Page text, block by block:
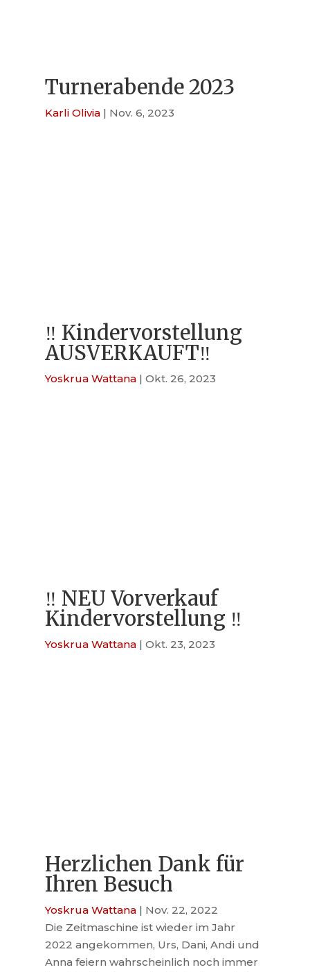
Turnerabende 2023
Karli Olivia | Nov. 6, 2023
‼️ Kindervorstellung
AUSVERKAUFT‼️
Yoskrua Wattana | Okt. 26, 2023
‼️ NEU Vorverkauf
Kindervorstellung ‼️
Yoskrua Wattana | Okt. 23, 2023
Herzlichen Dank für
Ihren Besuch
Yoskrua Wattana | Nov. 22, 2022
Die Zeitmaschine ist wieder im Jahr
2022 angekommen, Urs, Dani, Andi und
Anna feiern wahrscheinlich noch immer